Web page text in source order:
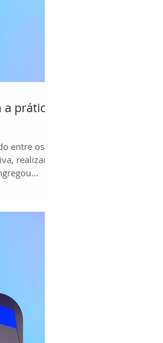
prática
entre os
realizado
sobre